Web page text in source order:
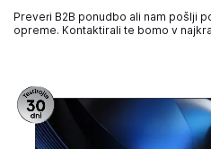
Preveri B2B ponudbo ali nam pošlji
opreme. Kontaktirali te bomo v